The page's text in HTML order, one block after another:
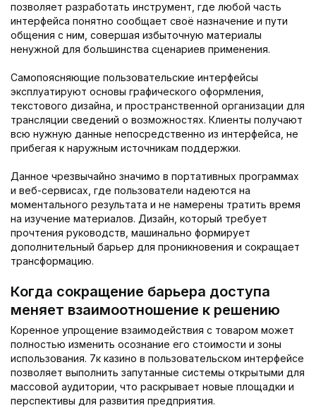
позволяет разработать инструмент, где любой часть
интерфейса понятно сообщает своё назначение и пути
общения с ним, совершая избыточную материалы
ненужной для большинства сценариев применения.
Самопоясняющие пользовательские интерфейсы
эксплуатируют основы графического оформления,
текстового дизайна, и пространственной организации для
трансляции сведений о возможностях. Клиенты получают
всю нужную данные непосредственно из интерфейса, не
прибегая к наружным источникам поддержки.
Данное чрезвычайно значимо в портативных программах
и веб-сервисах, где пользователи надеются на
моментального результата и не намерены тратить время
на изучение материалов. Дизайн, который требует
прочтения руководств, машинально формирует
дополнительный барьер для проникновения и сокращает
трансформацию.
Когда сокращение барьера доступа
меняет взаимоотношение к решению
Коренное упрощение взаимодействия с товаром может
полностью изменить осознание его стоимости и зоны
использования. 7к казино в пользовательском интерфейсе
позволяет выполнить запутанные системы открытыми для
массовой аудитории, что раскрывает новые площадки и
перспективы для развития предприятия.